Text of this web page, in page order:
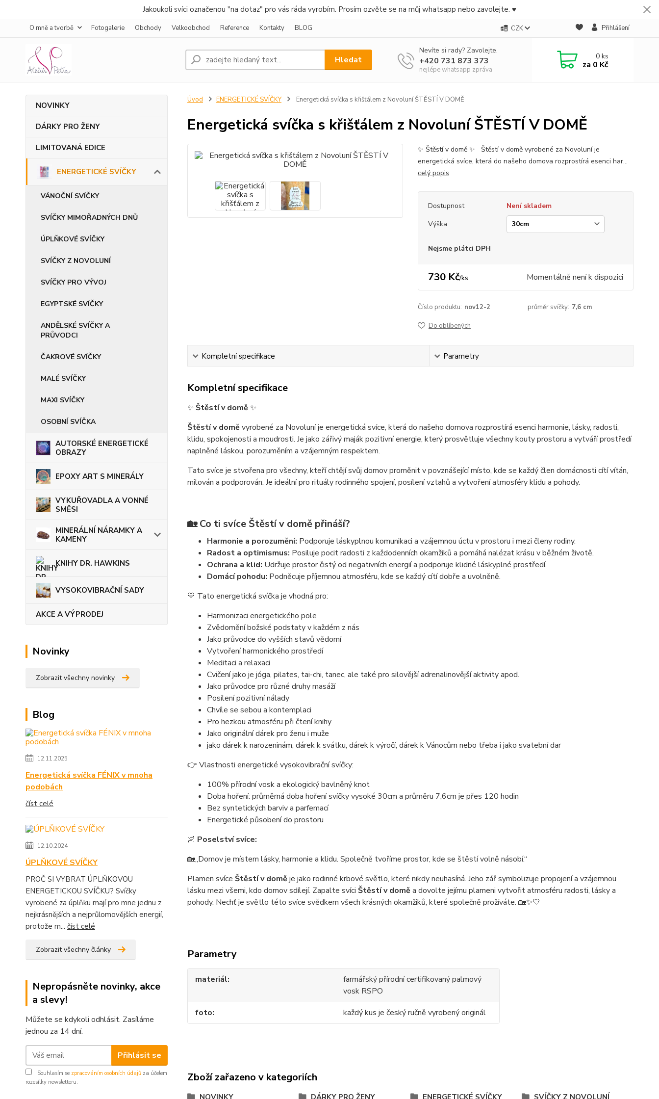
Jakoukoli svíci označenou "na dotaz" pro vás ráda vyrobím. Prosím ozvěte se na můj whatsapp nebo zavolejte. ♥
O mně a tvorbě Fotogalerie Obchody Velkoobchod Reference Kontakty BLOG CZK Přihlášení
Hledat
Nevíte si rady? Zavolejte.
+420 731 873 373
nejlépe whatsapp zpráva
0ks
za 0 Kč
NOVINKY
DÁRKY PRO ŽENY
LIMITOVANÁ EDICE
ENERGETICKÉ SVÍČKY
VÁNOČNÍ SVÍČKY
SVÍČKY MIMOŘADNÝCH DNŮ
ÚPLŇKOVÉ SVÍČKY
SVÍČKY Z NOVOLUNÍ
SVÍČKY PRO VÝVOJ
EGYPTSKÉ SVÍČKY
ANDĚLSKÉ SVÍČKY A
PRŮVODCI
ČAKROVÉ SVÍČKY
MALÉ SVÍČKY
MAXI SVÍČKY
OSOBNÍ SVÍČKA
AUTORSKÉ ENERGETICKÉ
OBRAZY
EPOXY ART S MINERÁLY
VYKUŘOVADLA A VONNÉ
SMĚSI
MINERÁLNÍ NÁRAMKY A
KAMENY
KNIHY DR. HAWKINS
VYSOKOVIBRAČNÍ SADY
AKCE A VÝPRODEJ
Novinky
Zobrazit všechny novinky
Blog
12.11.2025
Energetická svíčka FÉNIX v mnoha
podobách
číst celé
12.10.2024
ÚPLŇKOVÉ SVÍČKY
PROČ SI VYBRAT ÚPLŇKOVOU
ENERGETICKOU SVÍČKU? Svíčky
vyrobené za úplňku mají pro mne jednu z
nejkrásnějších a nejprůlomovějších energií,
protože m... číst celé
Zobrazit všechny články
Nepropásněte novinky, akce
a slevy!
Můžete se kdykoli odhlásit. Zasíláme
jednou za 14 dní.
Přihlásit se
Souhlasím se zpracováním osobních údajů za účelem
rozesílky newsletteru.
Úvod ENERGETICKÉ SVÍČKY Energetická svíčka s křišťálem z Novoluní ŠTĚSTÍ V DOMĚ
Energetická svíčka s křišťálem z Novoluní ŠTĚSTÍ V DOMĚ
✨ Štěstí v domě ✨ Štěstí v domě vyrobené za Novoluní je
energetická svíce, která do našeho domova rozprostírá esenci har...
celý popis
Dostupnost
Není skladem
Výška
Nejsme plátci DPH
730 Kč/ks Momentálně není k dispozici
Číslo produktu: nov12-2 průměr svíčky: 7,6 cm
Do oblíbených
Kompletní specifikace Parametry
Kompletní specifikace
✨ Štěstí v domě ✨
Štěstí v domě vyrobené za Novoluní je energetická svíce, která do našeho domova rozprostírá esenci harmonie, lásky, radosti,
klidu, spokojenosti a moudrosti. Je jako zářivý maják pozitivní energie, který prosvětluje všechny kouty prostoru a vytváří prostředí
naplněné láskou, porozuměním a vzájemným respektem.
Tato svíce je stvořena pro všechny, kteří chtějí svůj domov proměnit v povznášející místo, kde se každý člen domácnosti cítí vítán,
milován a podporován. Je ideální pro rituály rodinného spojení, posílení vztahů a vytvoření atmosféry klidu a pohody.
🏡Co ti svíce Štěstí v domě přináší?
Harmonie a porozumění: Podporuje láskyplnou komunikaci a vzájemnou úctu v prostoru i mezi členy rodiny.
Radost a optimismus: Posiluje pocit radosti z každodenních okamžiků a pomáhá nalézat krásu v běžném životě.
Ochrana a klid: Udržuje prostor čistý od negativních energií a podporuje klidné láskyplné prostředí.
Domácí pohodu: Podněcuje příjemnou atmosféru, kde se každý cítí dobře a uvolněně.
💛 Tato energetická svíčka je vhodná pro:
Harmonizaci energetického pole
Zvědomění božské podstaty v každém z nás
Jako průvodce do vyšších stavů vědomí
Vytvoření harmonického prostředí
Meditaci a relaxaci
Cvičení jako je jóga, pilates, tai-chi, tanec, ale také pro silovější adrenalinovější aktivity apod.
Jako průvodce pro různé druhy masáží
Posílení pozitivní nálady
Chvíle se sebou a kontemplaci
Pro hezkou atmosféru při čtení knihy
Jako originální dárek pro ženu i muže
jako dárek k narozeninám, dárek k svátku, dárek k výročí, dárek k Vánocům nebo třeba i jako svatební dar
👉 Vlastnosti energetické vysokovibrační svíčky:
100% přírodní vosk a ekologický bavlněný knot
Doba hoření: průměrná doba hoření svíčky vysoké 30cm a průměru 7,6cm je přes 120 hodin
Bez syntetických barviv a parfemací
Energetické působení do prostoru
🌌 Poselství svíce:
🏡„Domov je místem lásky, harmonie a klidu. Společně tvoříme prostor, kde se štěstí volně násobí.“
Plamen svíce Štěstí v domě je jako rodinné krbové světlo, které nikdy neuhasíná. Jeho zář symbolizuje propojení a vzájemnou
lásku mezi všemi, kdo domov sdílejí. Zapalte svíci Štěstí v domě a dovolte jejímu plameni vytvořit atmosféru radosti, lásky a
pohody. Nechť je světlo této svíce svědkem všech krásných okamžiků, které společně prožíváte. 🏡✨💛
Parametry
materiál
farmářský přírodní certifikovaný palmový
vosk RSPO
foto
každý kus je český ručně vyrobený originál
Zboží zařazeno v kategoriích
NOVINKY DÁRKY PRO ŽENY ENERGETICKÉ SVÍČKY SVÍČKY Z NOVOLUNÍ